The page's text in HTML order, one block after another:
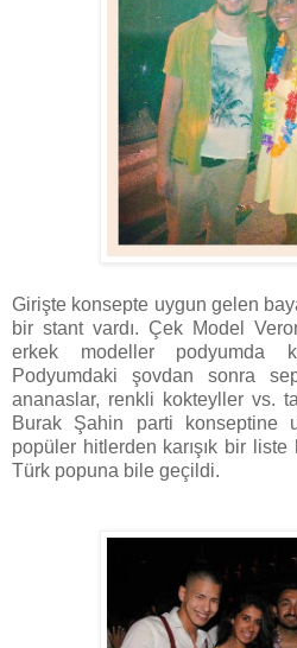
Girişte konsepte uygun gelen
bir stant vardı. Çek Model
erkek modeller podyumda
Podyumdaki şovdan sonra
ananaslar, renkli kokteyller vs.
Burak Şahin parti konseptine
popüler hitlerden karışık bir liste
Türk popuna bile geçildi.